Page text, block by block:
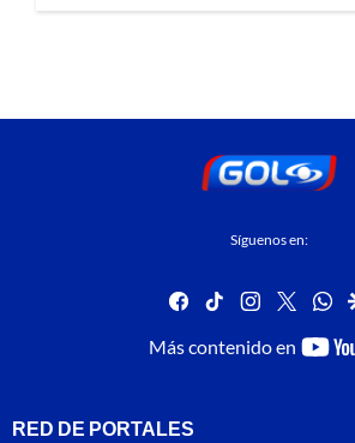
Síguenos en:
facebook
tiktok instagram
twitter
Más contenido en
RED DE PORTALES